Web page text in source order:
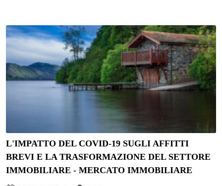
L'IMPATTO DEL COVID-19 SUGLI AFFITTI
BREVI E LA TRASFORMAZIONE DEL SETTORE
IMMOBILIARE - MERCATO IMMOBILIARE